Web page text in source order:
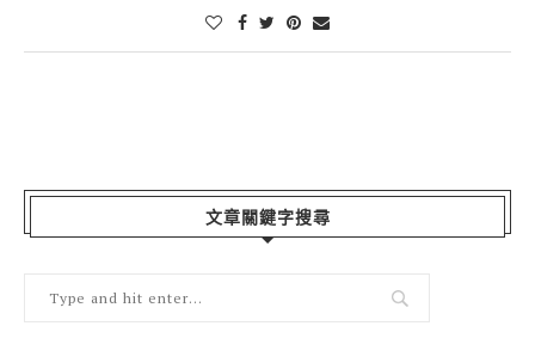
文章關鍵字搜尋